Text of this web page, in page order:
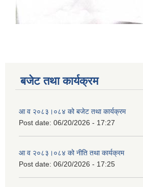
बजेट तथा कार्यक्रम
आ व २०८३।०८४ को बजेट तथा कार्यक्रम
Post date: 06/20/2026 - 17:27
आ व २०८३।०८४ को नीति तथा कार्यक्रम
Post date: 06/20/2026 - 17:25